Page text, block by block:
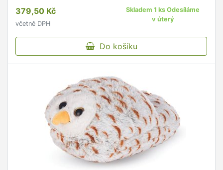
379,50 Kč
včetně DPH
Skladem 1 ks Odesíláme
v úterý
Do košíku